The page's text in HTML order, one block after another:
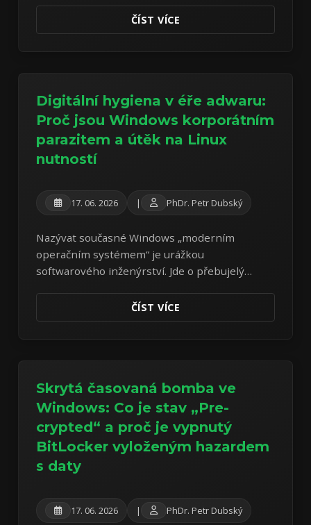
systém SCOOBE a zdražování Microsoft 365.
ČÍST VÍCE
Digitální hygiena v éře adwaru:
Proč jsou Windows korporátním
parazitem a útěk na Linux
nutností
17. 06. 2026 | PhDr. Petr Dubský
Nazývat současné Windows „moderním
operačním systémem“ je urážkou
softwarového inženýrství. Jde o přebujelý
základním aktem digitální hygieny.
ČÍST VÍCE
Skrytá časovaná bomba ve
Windows: Co je stav „Pre-
crypted“ a proč je vypnutý
BitLocker vyloženým hazardem
s daty
17. 06. 2026 | PhDr. Petr Dubský